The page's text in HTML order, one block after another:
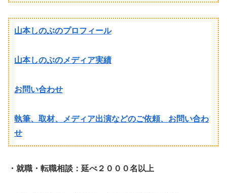
山本しのぶのプロフィール
山本しのぶのメディア実績
お問い合わせ
執筆、取材、メディア出演などのご依頼、お問い合わ
せ
・就職・転職相談：延べ２０００名以上